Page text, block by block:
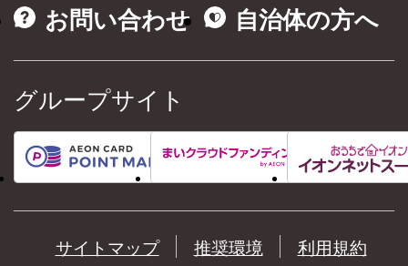
お問い合わせ
自治体の方へ
グループサイト
サイトマップ 推奨環境
利用規約